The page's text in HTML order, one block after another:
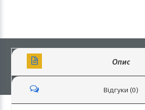
Опис
Відгуки (0)